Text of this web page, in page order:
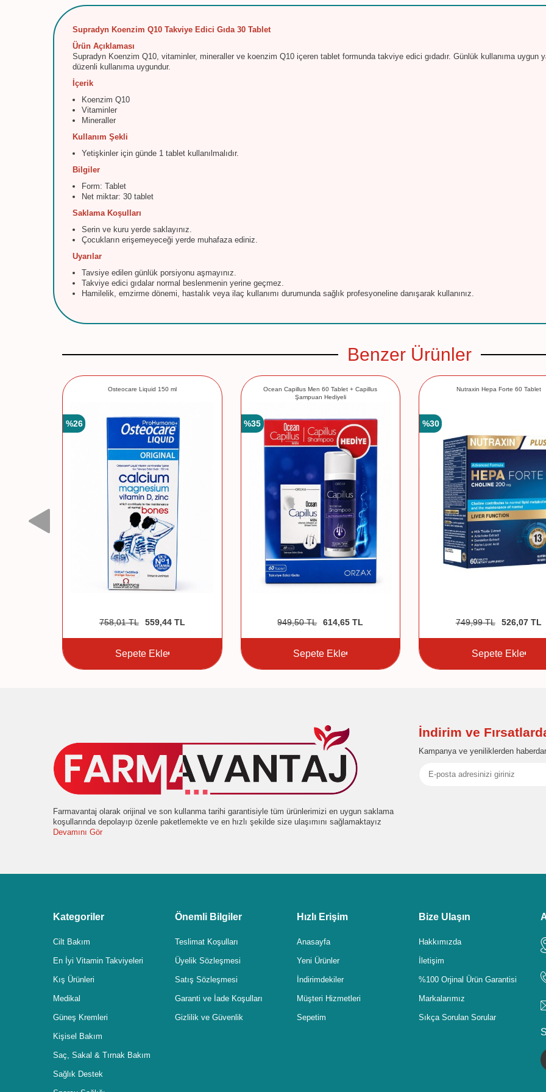
Supradyn Koenzim Q10 Takviye Edici Gıda 30 Tablet
Ürün Açıklaması
Supradyn Koenzim Q10, vitaminler, mineraller ve koenzim Q10 içeren tablet formunda takviye edici gıdadır. Günlük kullanıma uygun
düzenli kullanıma uygundur.
İçerik
Koenzim Q10
Vitaminler
Mineraller
Kullanım Şekli
Yetişkinler için günde 1 tablet kullanılmalıdır.
Bilgiler
Form: Tablet
Net miktar: 30 tablet
Saklama Koşulları
Serin ve kuru yerde saklayınız.
Çocukların erişemeyeceği yerde muhafaza ediniz.
Uyarılar
Tavsiye edilen günlük porsiyonu aşmayınız.
Takviye edici gıdalar normal beslenmenin yerine geçmez.
Hamilelik, emzirme dönemi, hastalık veya ilaç kullanımı durumunda sağlık profesyoneline danışarak kullanınız.
Benzer Ürünler
Osteocare Liquid 150 ml
%26
758,01TL 559,44TL
Sepete Ekle
Ocean Capillus Men 60 Tablet + Capillus
Şampuan Hediyeli
%35
949,50TL 614,65 TL
Sepete Ekle
Nutraxin Hepa Forte 60 Tablet
%30
749,99TL 526,07TL
Sepete Ekle
Farmavantaj olarak orijinal ve son kullanma tarihi garantisiyle tüm ürünlerimizi en uygun saklama
koşullarında depolayıp özenle paketlemekte ve en hızlı şekilde size ulaşımını sağlamaktayız
Devamını Gör
İndirim ve
Kampanya ve yeniliklerden
Kategoriler
Cilt Bakım
En İyi Vitamin Takviyeleri
Kış Ürünleri
Medikal
Güneş Kremleri
Kişisel Bakım
Saç, Sakal & Tırnak Bakım
Sağlık Destek
Önemli Bilgiler
Teslimat Koşulları
Üyelik Sözleşmesi
Satış Sözleşmesi
Garanti ve İade Koşulları
Gizlilik ve Güvenlik
Hızlı Erişim
Anasayfa
Yeni Ürünler
İndirimdekiler
Müşteri Hizmetleri
Sepetim
Bize Ulaşın
Hakkımızda
İletişim
%100 Orjinal Ürün Garantisi
Markalarımız
Sıkça Sorulan Sorular